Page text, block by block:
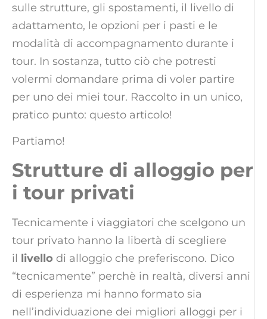
sulle strutture, gli spostamenti, il livello di
adattamento, le opzioni per i pasti e le
modalità di accompagnamento durante i
tour. In sostanza, tutto ciò che potresti
volermi domandare prima di voler partire
per uno dei miei tour. Raccolto in un unico,
pratico punto: questo articolo!
Partiamo!
Strutture di alloggio per
i tour privati
Tecnicamente i viaggiatori che scelgono un
tour privato hanno la libertà di scegliere
il livello di alloggio che preferiscono. Dico
“tecnicamente” perchè in realtà, diversi anni
di esperienza mi hanno formato sia
nell’individuazione dei migliori alloggi per i